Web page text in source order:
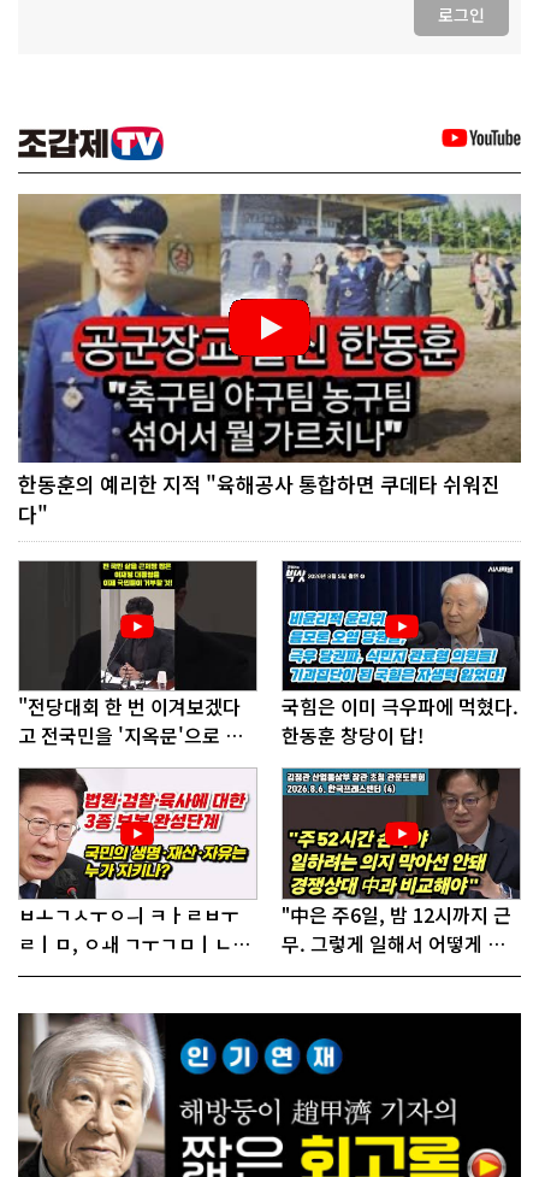
로그인
한동훈의 예리한 지적 "육해공사 통합하면 쿠데타 쉬워진
다"
"전당대회 한 번 이겨보겠다
고 전국민을 '지옥문'으로 밀
어!"
국힘은 이미 극우파에 먹혔다.
한동훈 창당이 답!
ㅂㅗㄱㅅㅜㅇㅢ ㅋㅏㄹㅂㅜ
ㄹㅣㅁ, ㅇㅙ ㄱㅜㄱㅁㅣㄴㄷ
ㅡㄹㅇㅣ ㄷㅏㅇㅎㅐㅇㅑ ㅎ
"中은 주6일, 밤 12시까지 근
무. 그렇게 일해서 어떻게 경
쟁하냐 반문하더라"